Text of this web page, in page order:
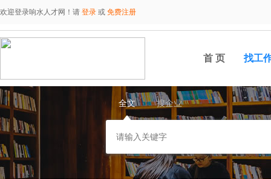
欢迎登录响水人才网！请 登录 或 免费注册
首 页 找工
全文 搜企业